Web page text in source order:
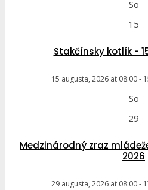
So
15
Stakčínsky kotlík -
15 augusta, 2026 at 08:00-
So
29
Medzinárodný zraz
2026
29 augusta, 2026 at 08:00-